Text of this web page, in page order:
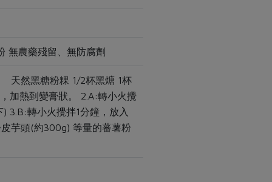
無農藥殘留、無防腐劑
天然黑糖粉粿 1/2杯黑煻 1杯
加熱到變膏狀。 2.A:轉小火攪
3.B:轉小火攪拌1分鐘，放入
芋頭(約300g) 等量的蕃薯粉